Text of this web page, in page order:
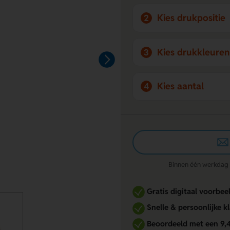
2 Kies drukpositie
3 Kies drukkleuren
4 Kies aantal
Binnen één
Gratis digitaal
Snelle & persoonlijke
Beoordeeld met een